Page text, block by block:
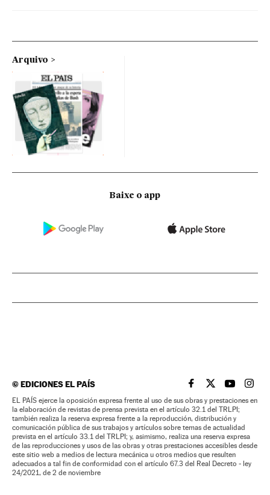
Arquivo
Baixe o app
©EDICIONES EL PAÍS EL PAÍS BRASIL EN
EL PAÍSEL PAÍS
EL
EL PAÍS ejerce la oposición expresa frente al uso de sus obras y prestaciones en
la elaboración de revistas de prensa prevista en el artículo 32.1 del TRLPI;
también realiza la reserva expresa frente a la reproducción, distribución y
comunicación pública de sus trabajos y artículos sobre temas de actualidad
prevista en el artículo 33.1 del TRLPI; y, asimismo, realiza una reserva expresa
de las reproducciones y usos de las obras y otras prestaciones accesibles desde
este sitio web a medios de lectura mecánica u otros medios que resulten
adecuados a tal fin de conformidad con el artículo 67.3 del Real Decreto - ley
24/2021, de 2 de noviembre